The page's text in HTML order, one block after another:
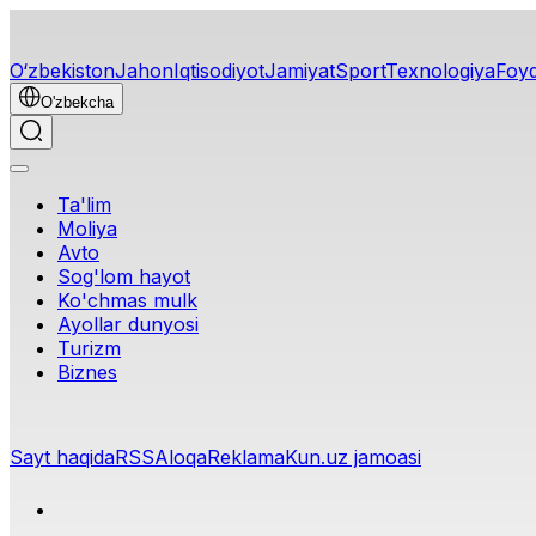
O‘zbekistonJahonIqtisodiyotJamiyatSportTexnologiya
O'zbekcha
Ta'lim
Moliya
Avto
Sog'lom hayot
Ko'chmas mulk
Ayollar dunyosi
Turizm
Biznes
O‘zbekcha